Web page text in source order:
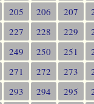
205 206 207
227 228 229
249 250 251
271 272 273
293 294 295